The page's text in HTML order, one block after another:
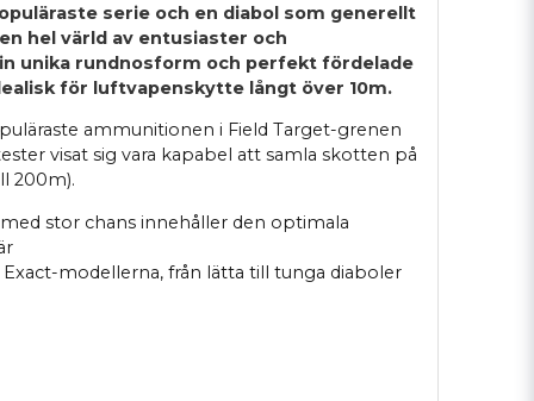
serie och en diabol som generellt
hel värld av entusiaster och
unika rundnosform och perfekt fördelade
för luftvapenskytte långt över 10m.
ammunitionen i Field Target-grenen
visat sig vara kapabel att samla skotten på
200m).
stor chans innehåller den optimala
modellerna, från lätta till tunga diaboler